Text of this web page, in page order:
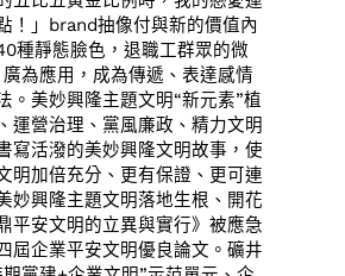
！」brand抽像付與新的價值內
種靜態臉色，退職工群眾的微
為應用，成為傳遞、表達感情
。美妙興隆主題文明“新元素”植
運營治理、黨風廉政、精力文明
寫活潑的美妙興隆文明故事，使
明加倍充分、更有保證、更可連
妙興隆主題文明落地生根、開花
平安文明的立異與實行》被應急
屆企業平安文明優良論文。礦井